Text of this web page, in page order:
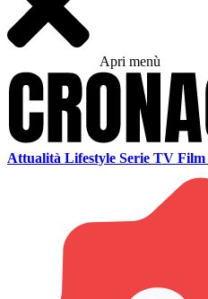
Apri menù
Attualità Lifestyle Serie TV Film